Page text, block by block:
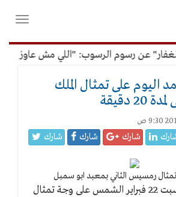
فتح
عن رسوم الرسوب: "اللي مش عاوز
اليوم على تمثال الملك
دقيقة
شارك شارك شارك
رمسيس الثاني بمعبد ابو سمبل
تعامدت اليوم السبت 22 فبراير الشمس على وجة تمثال